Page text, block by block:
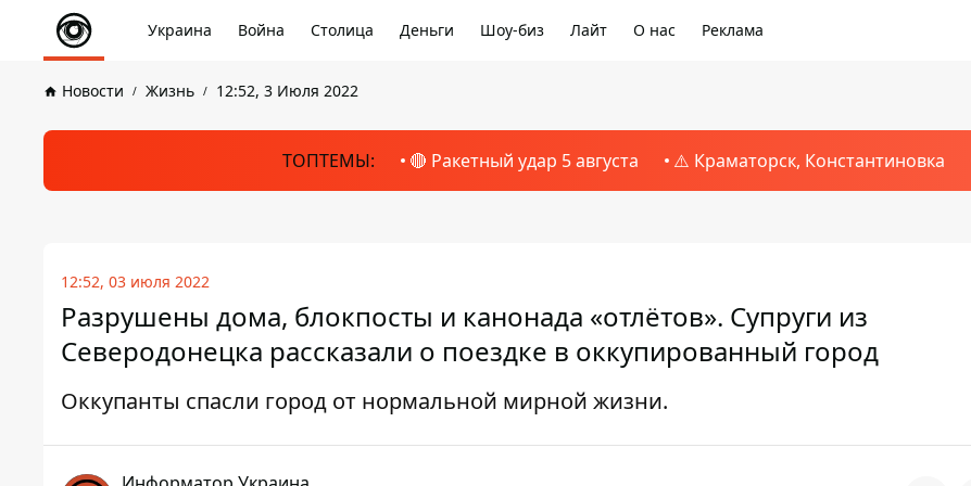
Украина Война Столица Деньги Шоу-биз Лайт О нас Реклама
Новости Жизнь 12:52, 3 Июля 2022
ТОПТЕМЫ: 🔴 Ракетный удар 5 августа ⚠️ Краматорск, Константиновка
12:52, 03 июля 2022
Разрушены дома, блокпосты и канонада «отлётов». Супруги из
Северодонецка рассказали о поездке в оккупированный город
Оккупанты спасли город от нормальной мирной жизни.